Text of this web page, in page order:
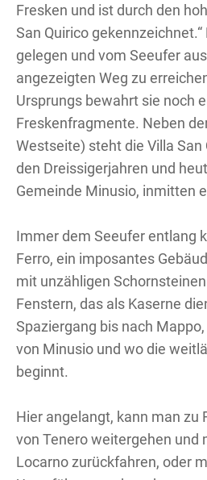
Fresken und ist durch den
San Quirico
gelegen und vom Seeufer
angezeigten Weg zu
Ursprungs bewahrt sie noch
Freskenfragmente. Neben
Westseite) steht die Villa San
den Dreissigerjahren und
Gemeinde Minusio, inmitten
Immer dem Seeufer entlang
Ferro, ein imposantes
mit unzähligen
Fenstern, das als Kaserne
Spaziergang bis nach
von Minusio und wo die
beginnt.
Hier angelangt, kann man zu
von Tenero weitergehen und
Locarno zurückfahren, oder